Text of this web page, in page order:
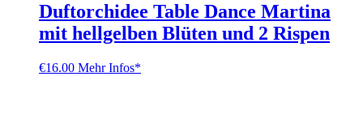
Duftorchidee Table Dance Martina
mit hellgelben Blüten und 2 Rispen
€16.00 Mehr Infos*